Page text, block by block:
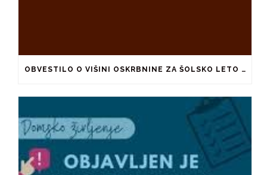
OBVESTILO O VIŠINI OSKRBNINE ZA ŠOLSKO LETO 2026/2027